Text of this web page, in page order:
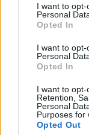
I want to
Personal
Opted In
I want to
Personal
Opted In
I want to opt-
Retention,
Personal
Purposes for
Opted Out